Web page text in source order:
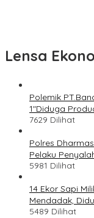
Lensa
Polemik
1″Diduga
7629 Dilihat
Polres
Pelaku
5981 Dilihat
14 Ekor Sapi
Mendadak,
5489 Dilihat